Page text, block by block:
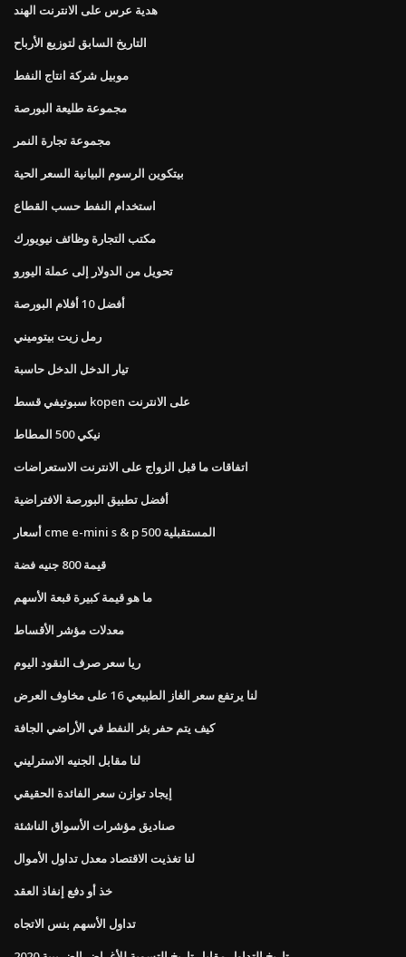
هدية عرس على الانترنت الهند
التاريخ السابق لتوزيع الأرباح
موبيل شركة انتاج النفط
مجموعة طليعة البورصة
مجموعة تجارة النمر
بيتكوين الرسوم البيانية السعر الحية
استخدام النفط حسب القطاع
مكتب التجارة وظائف نيويورك
تحويل من الدولار إلى عملة اليورو
أفضل 10 أفلام البورصة
رمل زيت بيتوميني
تيار الدخل الدخل حاسبة
سبوتيفي قسط kopen على الانترنت
نيكي 500 المطاط
اتفاقات ما قبل الزواج على الانترنت الاستعراضات
أفضل تطبيق البورصة الافتراضية
أسعار cme e-mini s & p 500 المستقبلية
قيمة 800 جنيه فضة
ما هو قيمة كبيرة قبعة الأسهم
معدلات مؤشر الأقساط
ريا سعر صرف النقود اليوم
لنا يرتفع سعر الغاز الطبيعي 16 على مخاوف العرض
كيف يتم حفر بئر النفط في الأراضي الجافة
لنا مقابل الجنيه الاسترليني
إيجاد توازن سعر الفائدة الحقيقي
صناديق مؤشرات الأسواق الناشئة
لنا تغذيت الاقتصاد معدل تداول الأموال
خذ أو دفع إنفاذ العقد
تداول الأسهم بنس الاتجاه